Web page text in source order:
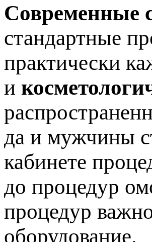
Современные
стандартные
практически
и
да и мужчины
кабинете
до процедур
процедур
оборудование.